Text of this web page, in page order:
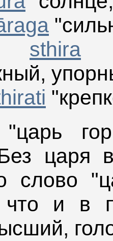
sthira
царя
слово
что и в